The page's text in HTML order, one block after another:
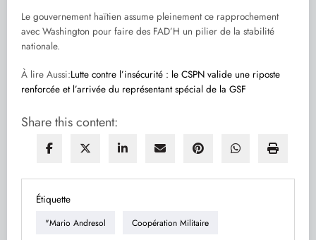
Le gouvernement haïtien assume pleinement ce rapprochement
avec Washington pour faire des FAD’H un pilier de la stabilité
nationale.
À lire Aussi:Lutte contre l’insécurité : le CSPN valide une riposte
renforcée et l’arrivée du représentant spécial de la GSF
Share this content:
Étiquette
"Mario Andresol Coopération Militaire